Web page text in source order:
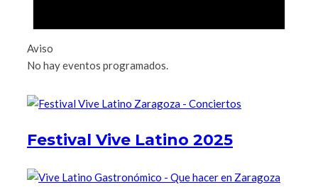
Aviso
No hay eventos programados.
Festival Vive Latino 2025